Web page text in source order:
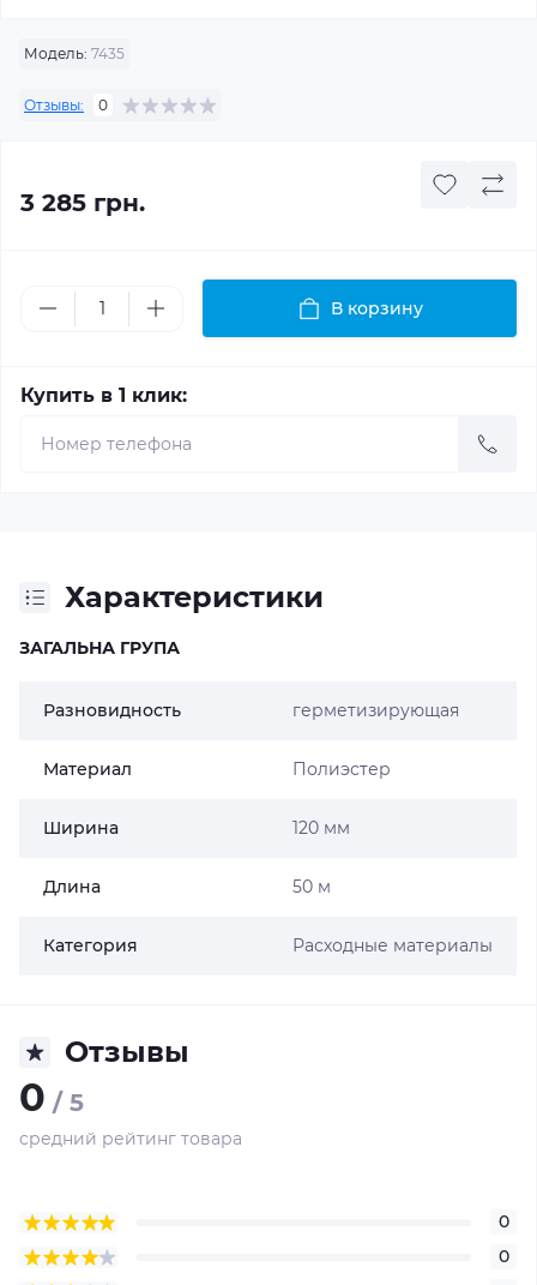
Модель: 7435
Отзывы: 0
3 285 грн.
В корзину
Купить в 1 клик:
Характеристики
ЗАГАЛЬНА ГРУПА
Разновидность герметизирующая
Материал Полиэстер
Ширина 120 мм
Длина 50 м
Категория Расходные материалы
Отзывы
0 / 5
средний рейтинг товара
0
0